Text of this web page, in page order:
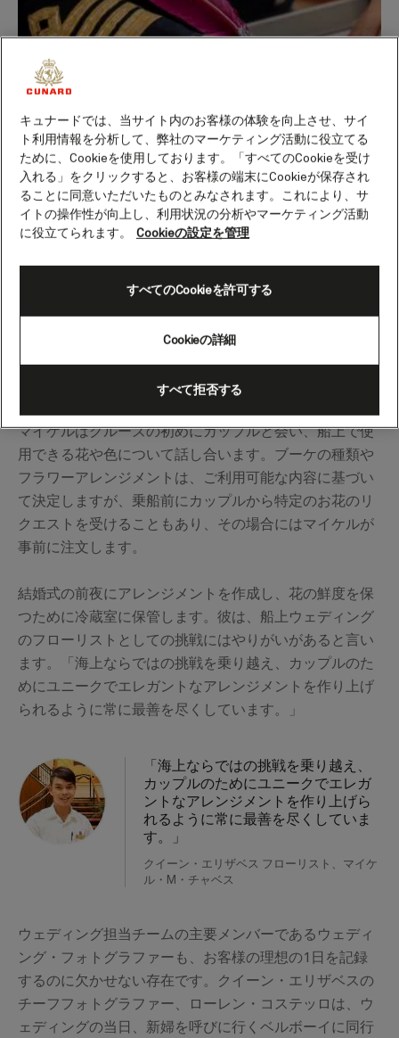
晴らしい1日になりますよう、船内スタッフが献身的に
に幸せといつまでも心に残る思い出を届けること」を最
マイケルはクルーズの初めにカップルと会い、船上で使
用できる花や色について話し合います。ブーケの種類や
フラワーアレンジメントは、ご利用可能な内容に基づい
て決定しますが、乗船前にカップルから特定のお花のリ
クエストを受けることもあり、その場合にはマイケルが
事前に注文します。
結婚式の前夜にアレンジメントを作成し、花の鮮度を保
つために冷蔵室に保管します。彼は、船上ウェディング
のフローリストとしての挑戦にはやりがいがあると言い
ます。「海上ならではの挑戦を乗り越え、カップルのた
めにユニークでエレガントなアレンジメントを作り上げ
られるように常に最善を尽くしています。」
「海上ならではの挑戦を乗り越え、
カップルのためにユニークでエレガ
ントなアレンジメントを作り上げら
れるように常に最善を尽くしていま
す。」
クイーン・エリザベス フローリスト、マイケ
ル・M・チャベス
ウェディング担当チームの主要メンバーであるウェディ
ング・フォトグラファーも、お客様の理想の1日を記録
するのに欠かせない存在です。クイーン・エリザベスの
チーフフォトグラファー、ローレン・コステッロは、ウ
ェディングの当日、新婦を呼びに行くベルボーイに同行
キュナードでは、当サイト内のお客様の体験を向上させ、サイ
ト利用情報を分析して、弊社のマーケティング活動に役立てる
ために、Cookieを使用しております。「すべてのCookieを受け
入れる」をクリックすると、お客様の端末にCookieが保存され
ることに同意いただいたものとみなされます。これにより、サ
イトの操作性が向上し、利用状況の分析やマーケティング活動
に役立てられます。
Cookieの設定を管理
Cookieの詳細
すべて拒否する
すべてのCookieを許可する